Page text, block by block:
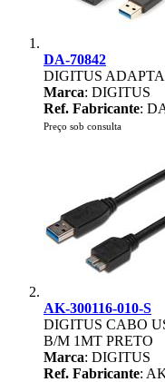
DA-70842
DIGITUS
Marca: DIGITUS
Ref. Fabricante:
Preço sob consulta
AK-300116-010-S
DIGITUS CABO
B/M 1MT PRETO
Marca: DIGITUS
Ref. Fabricante: